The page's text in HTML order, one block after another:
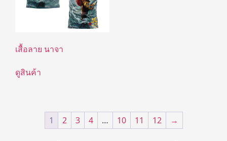
เสื้อลาย นาจา
ดูสินค้า
1 2 3 4 … 10 11 12 →